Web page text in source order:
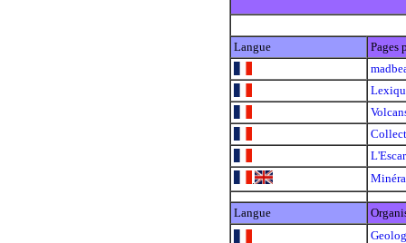
Langue
Pages
.
Langue